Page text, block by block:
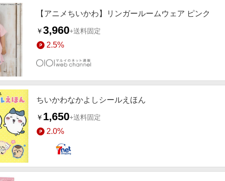
【アニメちいかわ】リンガールームウェア ピンク
￥3,960+送料固定
2.5%
ちいかわなかよしシールえほん
￥ 1,650+送料固定
2.0%